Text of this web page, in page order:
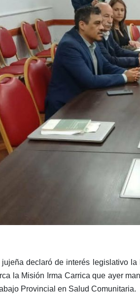
declaró de interés legislativo
la Misión Irma Carrica que ayer
Provincial en Salud Comunitaria.